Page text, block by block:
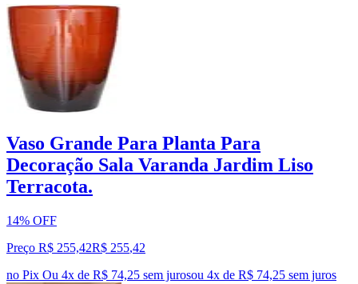
Vaso Grande Para Planta Para
Decoração Sala Varanda Jardim Liso
Terracota.
14% OFF
Preço R$ 255,42R$ 255,42
no Pix Ou 4x de R$ 74,25 sem jurosou 4x de R$ 74,25 sem juros